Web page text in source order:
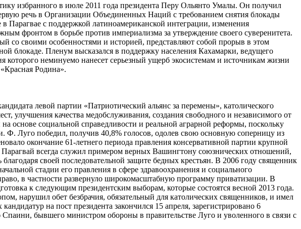
избранного в июле 2011 года президента Перу Ольянто Умалы. Он получил
речь в Организации Объединенных Наций с требованием снятия блокады
с поддержкой латиноамериканской интеграции, изменения
фронтом в борьбе против империализма за утверждение своего суверенитета.
со своими особенностями и историей, представляют собой прорыв в этом
блокаде. Пленум высказался в поддержку населения Кахамарки, ведущего
неминуемо нанесет серьезный ущерб экосистемам и источникам жизни
Родина».
левой партии «Патриотический альянс за перемены», католического
улучшения качества медобслуживания, создания свободного и независимого от
основе социальной справедливости и реальной аграрной реформы, поскольку
Ф. Луго победил, получив 40,8% голосов, одолев свою основную соперницу из
окончание 61-летнего периода правления консервативной партии крупной
всегда служил примером верных Вашингтону союзнических отношений,
своей последовательной защите бедных крестьян. В 2006 году священник
стадии его правления в сфере здравоохранения и социального
в частности развернуло широкомасштабную программу приватизации. В
к следующим президентским выборам, которые состоятся весной 2013 года.
нарушил обет безбрачия, обязательный для католических священников, и имел
на пост президента закончился 15 апреля, зарегистрировано 6
бывшего министром обороны в правительстве Луго и уволенного в связи с